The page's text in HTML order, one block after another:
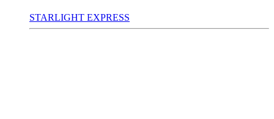
STARLIGHT EXPRESS